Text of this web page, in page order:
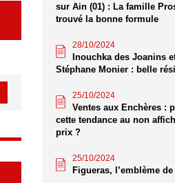
sur Ain (01) : La famille
trouvé la bonne formule
28/10/2024
Inouchka des Joanins
Stéphane Monier : belle
25/10/2024
Ventes aux Enchères :
cette tendance au non
prix ?
25/10/2024
Figueras, l’emblème